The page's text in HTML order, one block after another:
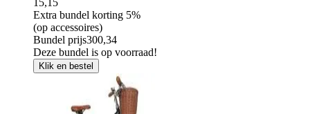
Extra bundel korting 5%
(op accessoires)
Bundel prijs300,34
Deze bundel is op voorraad!
Klik en bestel